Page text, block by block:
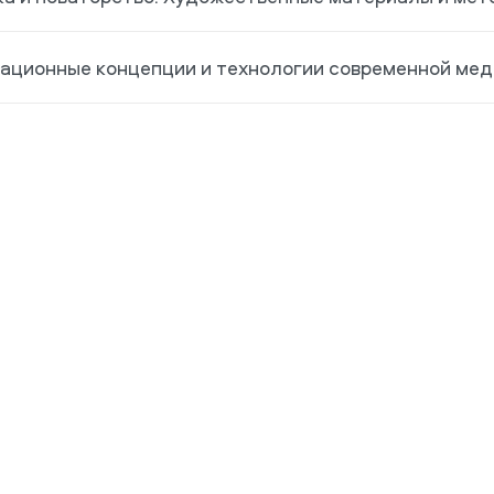
концепции и технологии современной